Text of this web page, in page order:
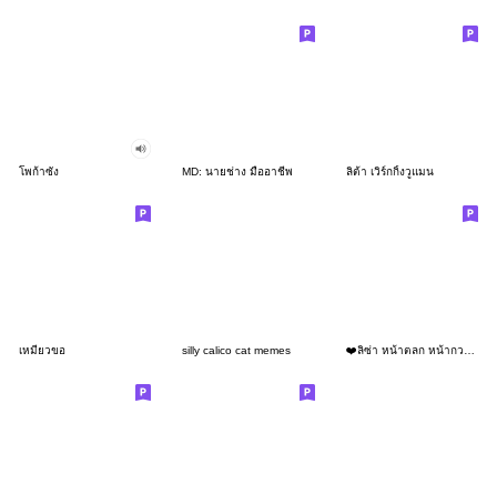
โพก้าซัง MD: นายช่าง มืออาชีพ ลิต้า เวิร์กกิ้งวูแมน
เหมียวขอ silly calico cat memes